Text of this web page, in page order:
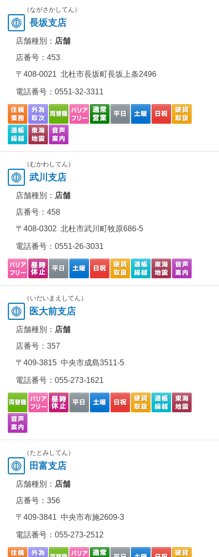
（ながさかしてん）
長坂支店
店舗種別： 店舗
店番号：453
〒408-0021 北杜市長坂町長坂上条2496
電話番号： 0551-32-3311
（むかわしてん）
武川支店
店舗種別： 店舗
店番号：458
〒408-0302 北杜市武川町牧原686-5
電話番号： 0551-26-3031
（いだいまえしてん）
医大前支店
店舗種別： 店舗
店番号：357
〒409-3815 中央市成島3511-5
電話番号： 055-273-1621
（たとみしてん）
田富支店
店舗種別： 店舗
店番号：356
〒409-3841 中央市布施2609-3
電話番号： 055-273-2512